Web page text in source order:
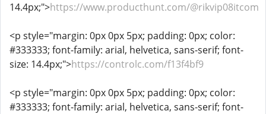
14.4px;">https://www.producthunt.com/@rikvip08itcom
<p style="margin: 0px 0px 5px; padding: 0px; color:
#333333; font-family: arial, helvetica, sans-serif; font-
size: 14.4px;">https://controlc.com/f13f4bf9
<p style="margin: 0px 0px 5px; padding: 0px; color:
#333333; font-family: arial, helvetica, sans-serif; font-